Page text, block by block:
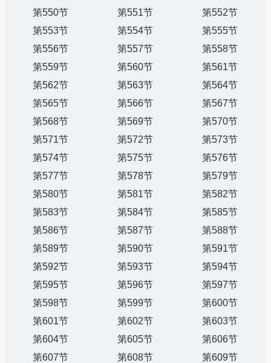
第550节
第551节
第552节
第553节
第554节
第555节
第556节
第557节
第558节
第559节
第560节
第561节
第562节
第563节
第564节
第565节
第566节
第567节
第568节
第569节
第570节
第571节
第572节
第573节
第574节
第575节
第576节
第577节
第578节
第579节
第580节
第581节
第582节
第583节
第584节
第585节
第586节
第587节
第588节
第589节
第590节
第591节
第592节
第593节
第594节
第595节
第596节
第597节
第598节
第599节
第600节
第601节
第602节
第603节
第604节
第605节
第606节
第607节
第608节
第609节